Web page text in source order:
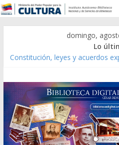
domingo,
Lo
Constitución, leyes y acuerdos
Modesta Bor Sánchez [material
Gaceta Oficial de la República de
Caracas 09 de marzo de 2006 N°
Catálogo temático de obras de